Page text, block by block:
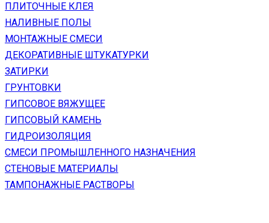
ПЛИТОЧНЫЕ КЛЕЯ
НАЛИВНЫЕ ПОЛЫ
МОНТАЖНЫЕ СМЕСИ
ДЕКОРАТИВНЫЕ ШТУКАТУРКИ
ЗАТИРКИ
ГРУНТОВКИ
ГИПСОВОЕ ВЯЖУЩЕЕ
ГИПСОВЫЙ КАМЕНЬ
ГИДРОИЗОЛЯЦИЯ
СМЕСИ ПРОМЫШЛЕННОГО НАЗНАЧЕНИЯ
СТЕНОВЫЕ МАТЕРИАЛЫ
ТАМПОНАЖНЫЕ РАСТВОРЫ